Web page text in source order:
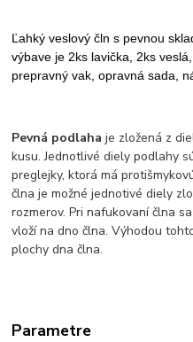
Ľahký veslový čln s pevnou
výbave je 2ks lavička, 2ks
prepravný vak, opravná sada,
Pevná podlaha je zložená z
kusu. Jednotlivé diely podlahy
preglejky, ktorá má
člna je možné jednotivé diely
rozmerov. Pri nafukovaní člna
vloží na dno člna. Výhodou
plochy dna člna.
Parametre